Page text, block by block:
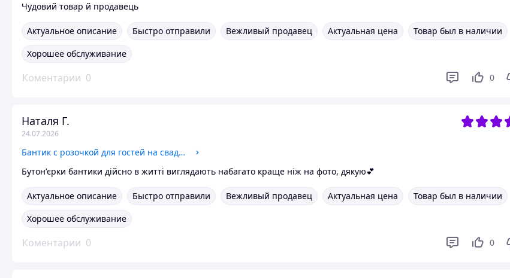
Чудовий товар й продавець
Актуальное описание Быстро отправили Вежливый продавец Актуальная цена
Товар был в наличии
Хорошее обслуживание
Коментарии 0 0
Наталя Г.
24.07.2026
Бантик с розочкой для гостей на свадьбе зеленого цвета
Бутонʼєрки бантики дійсно в житті виглядають набагато краще ніж на фото, дякую💕
Актуальное описание Быстро отправили Вежливый продавец Актуальная цена
Товар был в наличии
Хорошее обслуживание
Коментарии 0 0